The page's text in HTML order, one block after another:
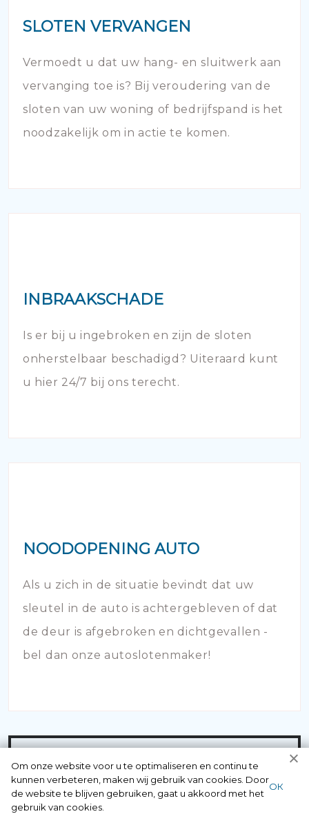
SLOTEN VERVANGEN
Vermoedt u dat uw hang- en sluitwerk aan
vervanging toe is? Bij veroudering van de
sloten van uw woning of bedrijfspand is het
noodzakelijk om in actie te komen.
INBRAAKSCHADE
Is er bij u ingebroken en zijn de sloten
onherstelbaar beschadigd? Uiteraard kunt
u hier 24/7 bij ons terecht.
NOODOPENING AUTO
Als u zich in de situatie bevindt dat uw
sleutel in de auto is achtergebleven of dat
de deur is afgebroken en dichtgevallen -
bel dan onze autoslotenmaker!
Neem contact
Om onze website voor u te optimaliseren en continu te
kunnen verbeteren, maken wij gebruik van cookies. Door
de website te blijven gebruiken, gaat u akkoord met het
gebruik van cookies.
ОК